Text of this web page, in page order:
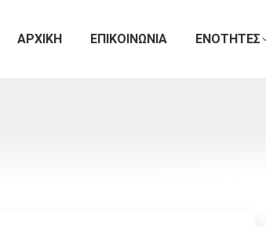
ΑΡΧΙΚΗ ΕΠΙΚΟΙΝΩΝΙΑ ΕΝΟΤΗΤΕΣ